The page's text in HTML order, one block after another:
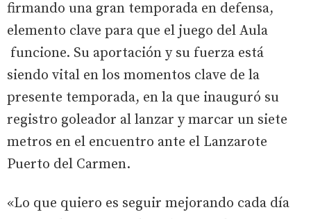
firmando una gran temporada en defensa,
elemento clave para que el juego del Aula
funcione. Su aportación y su fuerza está
siendo vital en los momentos clave de la
presente temporada, en la que inauguró su
registro goleador al lanzar y marcar un siete
metros en el encuentro ante el Lanzarote
Puerto del Carmen.
«Lo que quiero es seguir mejorando cada día